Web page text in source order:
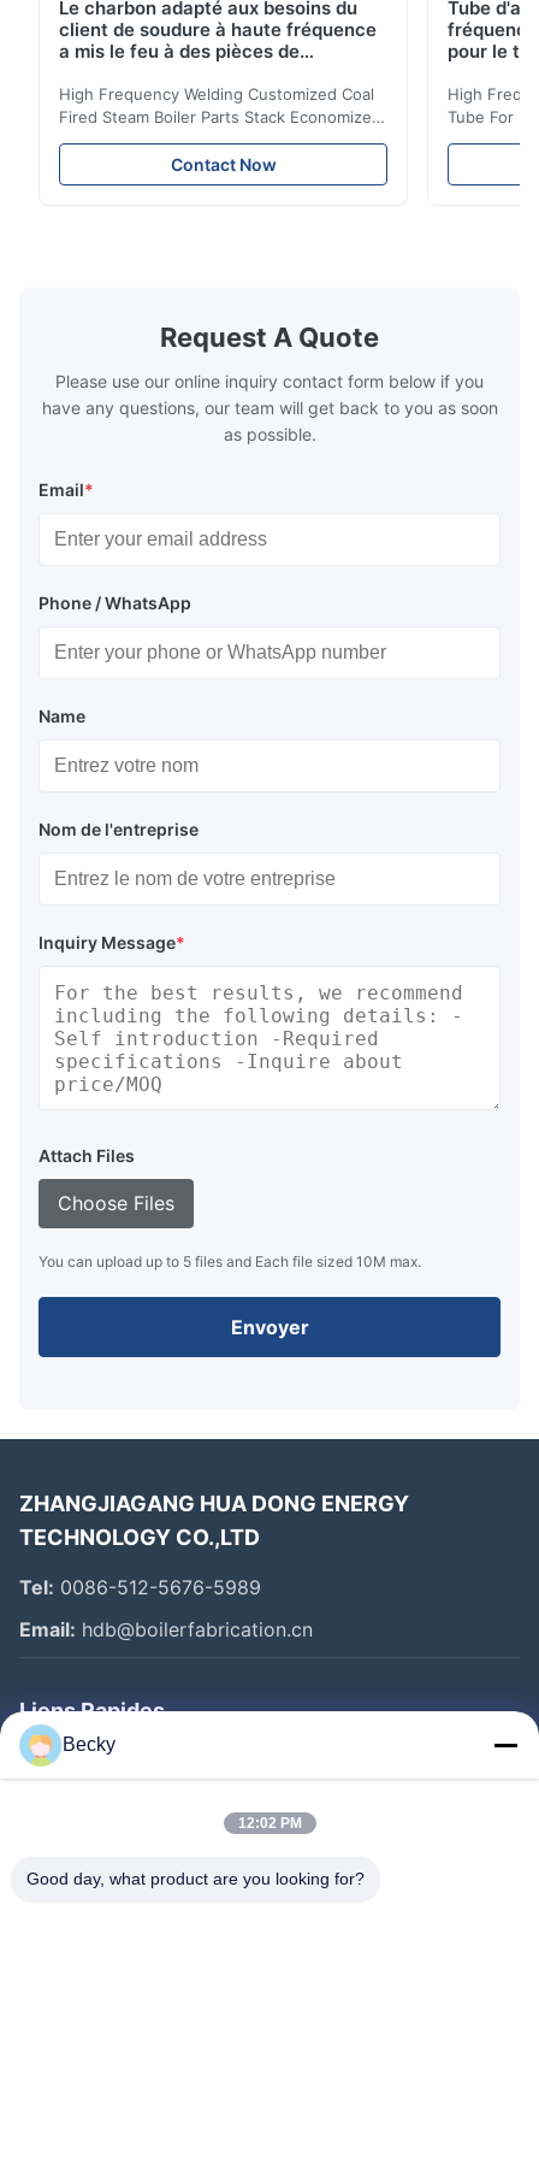
Le charbon adapté aux besoins du
client de soudure à haute fréquence
a mis le feu à des pièces de
bobine d'économiseur
High Frequency Welding Customized Coal
Fired Steam Boiler Parts Stack Economizer
Coil Boiler economizer Boiler Economizer is
the energy improving device that helps to
reduce the cost of operation by saving the
boilers is generally in the temperature
range of 200°C – 250°C, so there
Contact Now
Tube
pour le
High
Tube For
reduce the
Request A Quote
Please use our online inquiry contact form below if you
have any questions, our team will get back to you as soon
as possible.
Email*
Phone / WhatsApp
Name
Nom de l'entreprise
Inquiry Message*
Attach Files
Choose Files
You can upload up to 5 files and Each file sized 10M max.
Envoyer
ZHANGJIAGANG HUA DONG ENERGY
TECHNOLOGY CO.,LTD
Tel: 0086-512-5676-5989
Email: hdb@boilerfabrication.cn
Liens Rapides
Maison
Visite D'usine
Becky
12:02 PM
Good day, what product are you looking for?